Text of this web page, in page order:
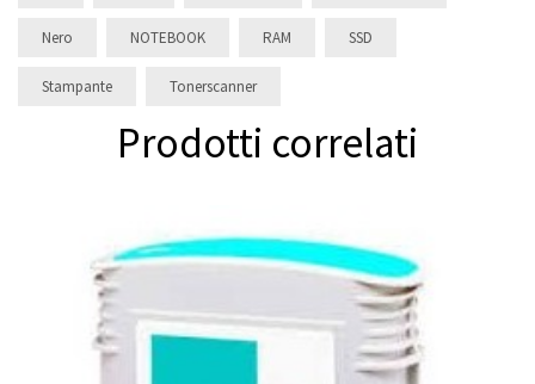
Nero NOTEBOOK RAM SSD
Stampante Tonerscanner
Prodotti correlati